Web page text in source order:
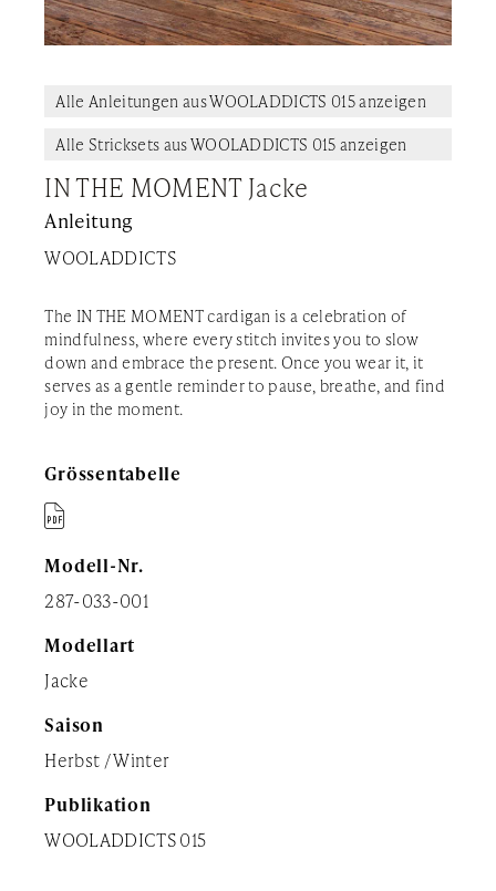
Alle Anleitungen aus WOOLADDICTS 015 anzeigen
Alle Stricksets aus WOOLADDICTS 015 anzeigen
IN THE MOMENT Jacke
Anleitung
WOOLADDICTS
The IN THE MOMENT cardigan is a celebration of
mindfulness, where every stitch invites you to slow
down and embrace the present. Once you wear it, it
serves as a gentle reminder to pause, breathe, and find
joy in the moment.
Grössentabelle

Modell-Nr.
287-033-001
Modellart
Jacke
Saison
Herbst / Winter
Publikation
WOOLADDICTS 015